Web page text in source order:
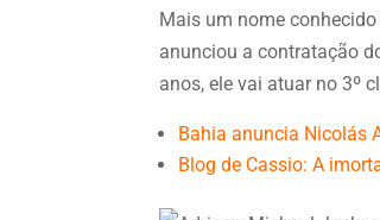
Mais um nome
anunciou a contratação
anos, ele vai atuar no 3º
Bahia anuncia Nicolás
Blog de Cassio: A